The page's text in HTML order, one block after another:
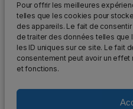
Pour offrir les meilleures
telles que les cookies pour
des appareils. Le fait de
de traiter des données telles que
les ID uniques sur ce site. Le fait
consentement peut avoir un
et fonctions.
les jours fériés.
Attention: Nous rappelons
strictement interdite aux
dangereux pour la santé et
modération.